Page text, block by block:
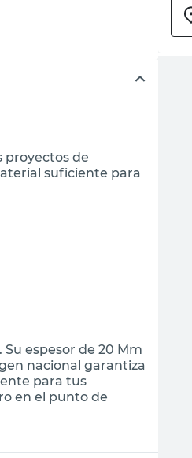
proyectos de
suficiente para
espesor de 20 Mm
nacional garantiza
para tus
en el punto de